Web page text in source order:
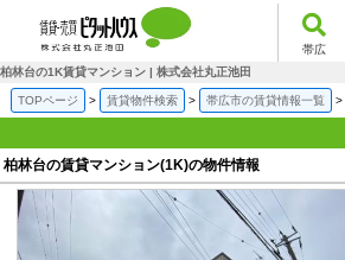
帯広
柏林台の1K賃貸マンション | 株式会社丸正池田
TOPページ 賃貸物件検索 帯広市の賃貸情報一覧
柏林台の賃貸マンション(1K)の物件情報